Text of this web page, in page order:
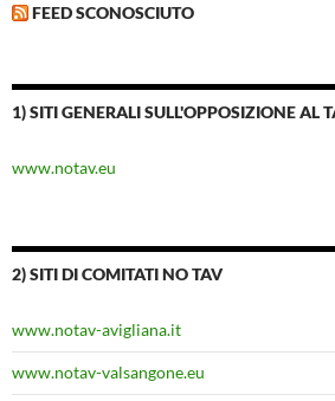
FEED SCONOSCIUTO
1) SITI GENERALI SULL'OPPOSIZIONE AL
www.notav.eu
2) SITI DI COMITATI NO TAV
www.notav-avigliana.it
www.notav-valsangone.eu